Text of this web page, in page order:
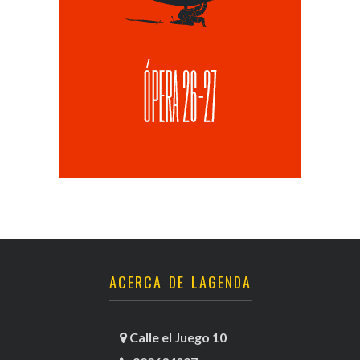
ACERCA DE LAGENDA
Calle el Juego 10